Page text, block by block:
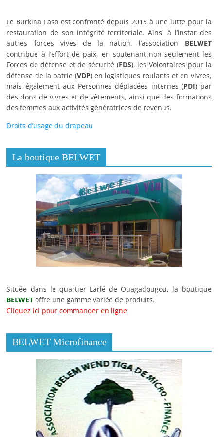
Le Burkina Faso est confronté depuis 2015 à une lutte pour la
restauration de son intégrité territoriale. Ainsi à l’instar des
autres forces vives de la nation, l’association BELWET
contribue à l’effort de paix, en soutenant non seulement les
Forces de défense et de sécurité (FDS), les Volontaires pour la
défense de la patrie (VDP) en logistiques roulants et en vivres,
mais également aux Personnes déplacées internes (PDI) par
des dons de vivres et de vêtements, ainsi que des formations
des femmes aux activités génératrices de revenus.
Droits d’usage du drapeau
La boutique BELWET
Située dans le quartier Larlé de Ouagadougou, la boutique
BELWET offre une gamme variée de produits.
Cliquez ici pour commander en ligne
BELWET Microfinance